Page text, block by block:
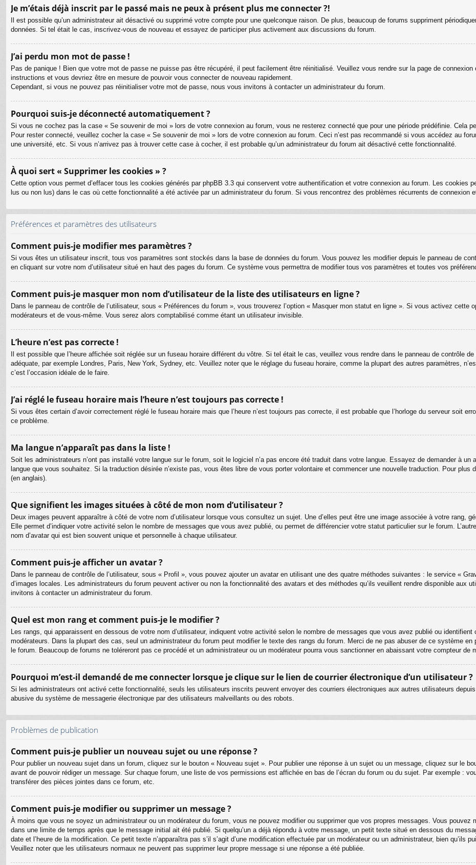
Je m’étais déjà inscrit par le passé mais ne peux à présent plus me connecter ?!
Il est possible qu’un administrateur ait désactivé ou supprimé votre compte pour une quelconque raison. De plus, beaucoup de forums suppriment
données. Si tel était le cas, inscrivez-vous de nouveau et essayez de participer plus activement aux discussions du forum.
J’ai perdu mon mot de passe !
Pas de panique ! Bien que votre mot de passe ne puisse pas être récupéré, il peut facilement être réinitialisé. Veuillez vous rendre sur la page de
instructions et vous devriez être en mesure de pouvoir vous connecter de nouveau rapidement.
Cependant, si vous ne pouvez pas réinitialiser votre mot de passe, nous vous invitons à contacter un administrateur du forum.
Pourquoi suis-je déconnecté automatiquement ?
Si vous ne cochez pas la case « Se souvenir de moi » lors de votre connexion au forum, vous ne resterez connecté que pour une période prédéfinie. Cela
Pour rester connecté, veuillez cocher la case « Se souvenir de moi » lors de votre connexion au forum. Ceci n’est pas recommandé si vous accédez au
une université, etc. Si vous n’arrivez pas à trouver cette case à cocher, il est probable qu’un administrateur du forum ait désactivé cette fonctionnalité.
À quoi sert « Supprimer les cookies » ?
Cette option vous permet d’effacer tous les cookies générés par phpBB 3.3 qui conservent votre authentification et votre connexion au forum. Les cookies
lus ou non lus) dans le cas où cette fonctionnalité a été activée par un administrateur du forum. Si vous rencontrez des problèmes récurrents de
Préférences et paramètres des utilisateurs
Comment puis-je modifier mes paramètres ?
Si vous êtes un utilisateur inscrit, tous vos paramètres sont stockés dans la base de données du forum. Vous pouvez les modifier depuis le panneau de
en cliquant sur votre nom d’utilisateur situé en haut des pages du forum. Ce système vous permettra de modifier tous vos paramètres et toutes vos
Comment puis-je masquer mon nom d’utilisateur de la liste des utilisateurs en ligne ?
Dans le panneau de contrôle de l’utilisateur, sous « Préférences du forum », vous trouverez l’option « Masquer mon statut en ligne ». Si vous activez
modérateurs et de vous-même. Vous serez alors comptabilisé comme étant un utilisateur invisible.
L’heure n’est pas correcte !
Il est possible que l’heure affichée soit réglée sur un fuseau horaire différent du vôtre. Si tel était le cas, veuillez vous rendre dans le panneau de contrôle
adéquate, par exemple Londres, Paris, New York, Sydney, etc. Veuillez noter que le réglage du fuseau horaire, comme la plupart des autres paramètres,
c’est l’occasion idéale de le faire.
J’ai réglé le fuseau horaire mais l’heure n’est toujours pas correcte !
Si vous êtes certain d’avoir correctement réglé le fuseau horaire mais que l’heure n’est toujours pas correcte, il est probable que l’horloge du serveur soit
ce problème.
Ma langue n’apparaît pas dans la liste !
Soit les administrateurs n’ont pas installé votre langue sur le forum, soit le logiciel n’a pas encore été traduit dans votre langue. Essayez de demander à un
langue que vous souhaitez. Si la traduction désirée n’existe pas, vous êtes libre de vous porter volontaire et commencer une nouvelle traduction. Pour plus
(en anglais).
Que signifient les images situées à côté de mon nom d’utilisateur ?
Deux images peuvent apparaître à côté de votre nom d’utilisateur lorsque vous consultez un sujet. Une d’elles peut être une image associée à votre rang,
Elle permet d’indiquer votre activité selon le nombre de messages que vous avez publié, ou permet de différencier votre statut particulier sur le forum.
nom d’avatar qui est bien souvent unique et personnelle à chaque utilisateur.
Comment puis-je afficher un avatar ?
Dans le panneau de contrôle de l’utilisateur, sous « Profil », vous pouvez ajouter un avatar en utilisant une des quatre méthodes suivantes : le service «
d’images locales. Les administrateurs du forum peuvent activer ou non la fonctionnalité des avatars et des méthodes qu’ils veuillent rendre disponible aux
invitons à contacter un administrateur du forum.
Quel est mon rang et comment puis-je le modifier ?
Les rangs, qui apparaissent en dessous de votre nom d’utilisateur, indiquent votre activité selon le nombre de messages que vous avez publié ou
modérateurs. Dans la plupart des cas, seul un administrateur du forum peut modifier le texte des rangs du forum. Merci de ne pas abuser de ce système
le forum. Beaucoup de forums ne toléreront pas ce procédé et un administrateur ou un modérateur pourra vous sanctionner en abaissant votre compteur de
Pourquoi m’est-il demandé de me connecter lorsque je clique sur le lien de courrier électronique d’un utilisateur ?
Si les administrateurs ont activé cette fonctionnalité, seuls les utilisateurs inscrits peuvent envoyer des courriers électroniques aux autres utilisateurs
abusive du système de messagerie électronique par des utilisateurs malveillants ou des robots.
Problèmes de publication
Comment puis-je publier un nouveau sujet ou une réponse ?
Pour publier un nouveau sujet dans un forum, cliquez sur le bouton « Nouveau sujet ». Pour publier une réponse à un sujet ou un message, cliquez sur le
avant de pouvoir rédiger un message. Sur chaque forum, une liste de vos permissions est affichée en bas de l’écran du forum ou du sujet. Par exemple :
transférer des pièces jointes dans ce forum, etc.
Comment puis-je modifier ou supprimer un message ?
À moins que vous ne soyez un administrateur ou un modérateur du forum, vous ne pouvez modifier ou supprimer que vos propres messages. Vous
dans une limite de temps après que le message initial ait été publié. Si quelqu’un a déjà répondu à votre message, un petit texte situé en dessous du
date et l’heure de la modification. Ce petit texte n’apparaîtra pas s’il s’agit d’une modification effectuée par un modérateur ou un administrateur, bien qu’ils
Veuillez noter que les utilisateurs normaux ne peuvent pas supprimer leur propre message si une réponse a été publiée.